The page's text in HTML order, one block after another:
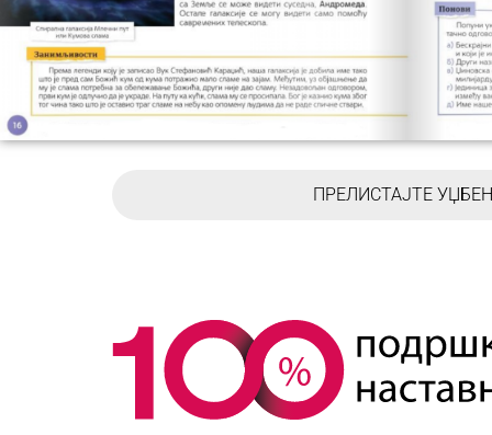
ПРЕЛИСТАЈТЕ